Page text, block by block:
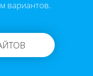
вариантов.